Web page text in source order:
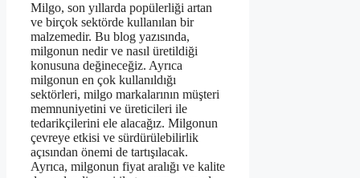
Milgo, son yıllarda popülerliği artan
ve birçok sektörde kullanılan bir
malzemedir. Bu blog yazısında,
milgonun nedir ve nasıl üretildiği
konusuna değineceğiz. Ayrıca
milgonun en çok kullanıldığı
sektörleri, milgo markalarının müşteri
memnuniyetini ve üreticileri ile
tedarikçilerini ele alacağız. Milgonun
çevreye etkisi ve sürdürülebilirlik
açısından önemi de tartışılacak.
Ayrıca, milgonun fiyat aralığı ve kalite